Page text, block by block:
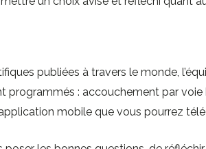
publiées à travers le monde,
: accouchement par
mobile que vous pourrez